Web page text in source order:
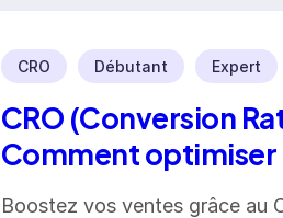
CRO Débutant Expert
CRO (Conversion
Comment optimiser
votre site web
Boostez vos ventes grâce au